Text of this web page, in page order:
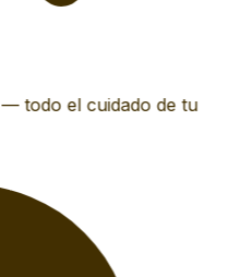
todo el cuidado de tu